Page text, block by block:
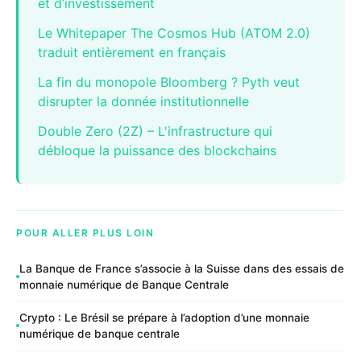
et d’investissement
Le Whitepaper The Cosmos Hub (ATOM 2.0)
traduit entièrement en français
La fin du monopole Bloomberg ? Pyth veut
disrupter la donnée institutionnelle
Double Zero (2Z) – L'infrastructure qui
débloque la puissance des blockchains
POUR ALLER PLUS LOIN
La Banque de France s’associe à la Suisse dans des essais de
monnaie numérique de Banque Centrale
Crypto : Le Brésil se prépare à l’adoption d’une monnaie
numérique de banque centrale